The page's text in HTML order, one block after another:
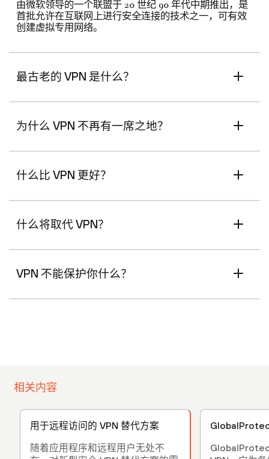
由微软领导的一个联盟于 20 世纪 90 年代中期推出，是
首批允许在互联网上进行安全连接的技术之一，可有效
创建虚拟专用网络。
最古老的 VPN 是什么？
为什么 VPN 不再有一席之地？
什么比 VPN 更好？
什么将取代 VPN？
VPN 不能保护你什么？
相关内容
用于远程访问的 VPN 替代方案
随着应用程序和远程用户无处不